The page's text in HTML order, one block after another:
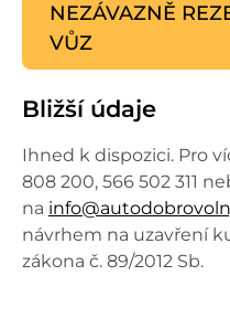
NEZÁVAZNĚ
VŮZ
Bližší údaje
Ihned k dispozici. Pro
808 200, 566 502 311
na
návrhem na uzavření
zákona č. 89/2012 Sb.